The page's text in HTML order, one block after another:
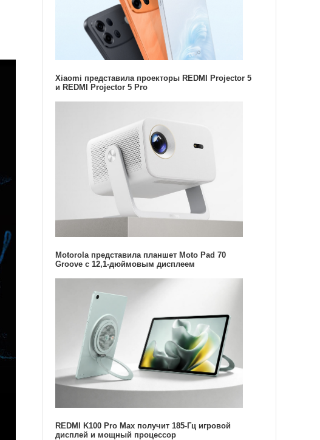
Xiaomi представила проекторы REDMI Projector 5
и REDMI Projector 5 Pro
Motorola представила планшет Moto Pad 70
Groove с 12,1-дюймовым дисплеем
REDMI K100 Pro Max получит 185-Гц игровой
дисплей и мощный процессор